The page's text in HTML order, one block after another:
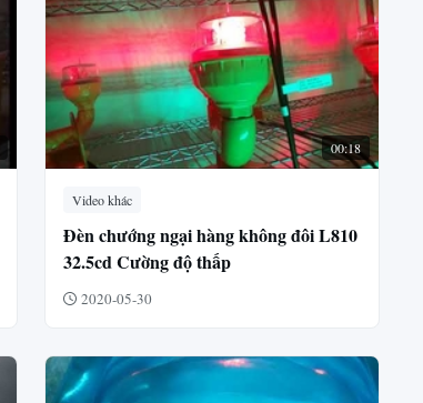
00:18
Video khác
Đèn chướng ngại hàng không đôi L810
32.5cd Cường độ thấp
2020-05-30